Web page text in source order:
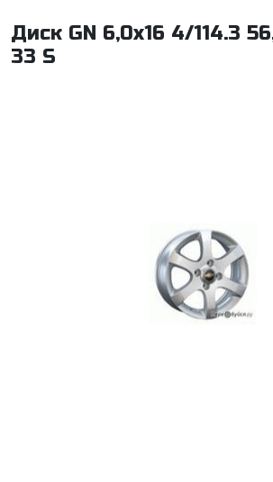
Диск GN 6,0x16 4/114.3
33 S